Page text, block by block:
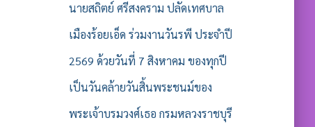
นายสถิตย์ ศรีสงคราม ปลัดเทศบาล
เมืองร้อยเอ็ด ร่วมงานวันรพี ประจำปี
2569 ด้วยวันที่ 7 สิงหาคม ของทุกปี
เป็นวันคล้ายวันสิ้นพระชนม์ของ
พระเจ้าบรมวงศ์เธอ กรมหลวงราชบุรี